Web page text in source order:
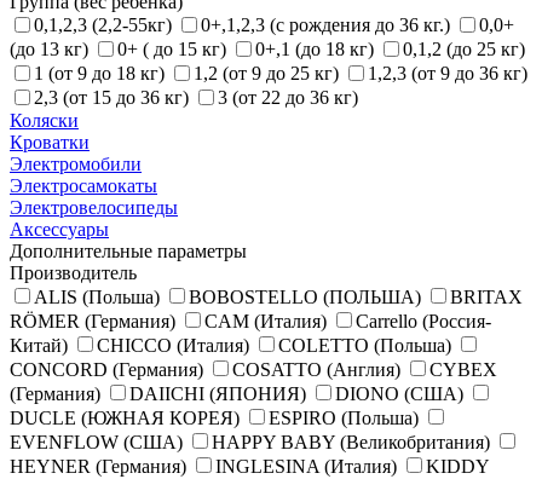
0,1,2,3 (2,2-55кг)
0+,1,2,3 (с рождения до 36 кг.)
0,0+
(до 13 кг)
0+ ( до 15 кг) 0+,1 (до 18 кг)
0,1,2 (до 25 кг)
1 (от 9 до 18 кг)
1,2 (от 9 до 25 кг)
1,2,3 (от 9 до 36 кг)
2,3 (от 15 до 36 кг)
3 (от 22 до 36 кг)
Коляски
Кроватки
Электромобили
Электросамокаты
Электровелосипеды
Аксессуары
Дополнительные параметры
Производитель
ALIS (Польша)
BOBOSTELLO (ПОЛЬША)
BRITAX
RÖMER (Германия)
CAM (Италия)
Carrello (Россия-
Китай)
CHICCO (Италия)
COLETTO (Польша)
CONCORD (Германия)
COSATTO (Англия)
CYBEX
(Германия)
DAIICHI (ЯПОНИЯ)
DIONO (США)
DUCLE (ЮЖНАЯ КОРЕЯ)
ESPIRO (Польша)
EVENFLOW (США)
HAPPY BABY (Великобритания)
HEYNER (Германия)
INGLESINA (Италия)
KIDDY